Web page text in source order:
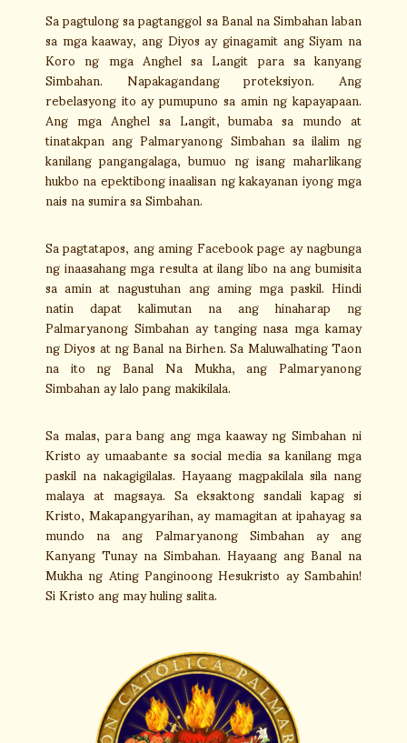
Sa pagtulong sa pagtanggol sa Banal na Simbahan laban
sa mga kaaway, ang Diyos ay ginagamit ang Siyam na
Koro ng mga Anghel sa Langit para sa kanyang
Simbahan. Napakagandang proteksiyon. Ang
rebelasyong ito ay pumupuno sa amin ng kapayapaan.
Ang mga Anghel sa Langit, bumaba sa mundo at
tinatakpan ang Palmaryanong Simbahan sa ilalim ng
kanilang pangangalaga, bumuo ng isang maharlikang
hukbo na epektibong inaalisan ng kakayanan iyong mga
nais na sumira sa Simbahan.
Sa pagtatapos, ang aming Facebook page ay nagbunga
ng inaasahang mga resulta at ilang libo na ang bumisita
sa amin at nagustuhan ang aming mga paskil. Hindi
natin dapat kalimutan na ang hinaharap ng
Palmaryanong Simbahan ay tanging nasa mga kamay
ng Diyos at ng Banal na Birhen. Sa Maluwalhating Taon
na ito ng Banal Na Mukha, ang Palmaryanong
Simbahan ay lalo pang makikilala.
Sa malas, para bang ang mga kaaway ng Simbahan ni
Kristo ay umaabante sa social media sa kanilang mga
paskil na nakagigilalas. Hayaang magpakilala sila nang
malaya at magsaya. Sa eksaktong sandali kapag si
Kristo, Makapangyarihan, ay mamagitan at ipahayag sa
mundo na ang Palmaryanong Simbahan ay ang
Kanyang Tunay na Simbahan. Hayaang ang Banal na
Mukha ng Ating Panginoong Hesukristo ay Sambahin!
Si Kristo ang may huling salita.